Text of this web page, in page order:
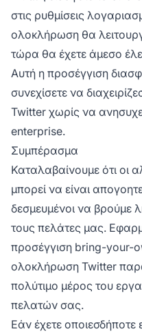
στις ρυθμίσεις
ολοκλήρωση θα
τώρα θα έχετε άμεσο
Αυτή η προσέγγιση
συνεχίσετε να
Twitter χωρίς να
enterprise.
Συμπέρασμα
Καταλαβαίνουμε ότι οι
μπορεί να είναι
δεσμευμένοι να βρούμε
τους πελάτες μας.
προσέγγιση bring-your-
ολοκλήρωση Twitter
πολύτιμο μέρος του
πελατών σας.
Εάν έχετε οποιεσδήποτε